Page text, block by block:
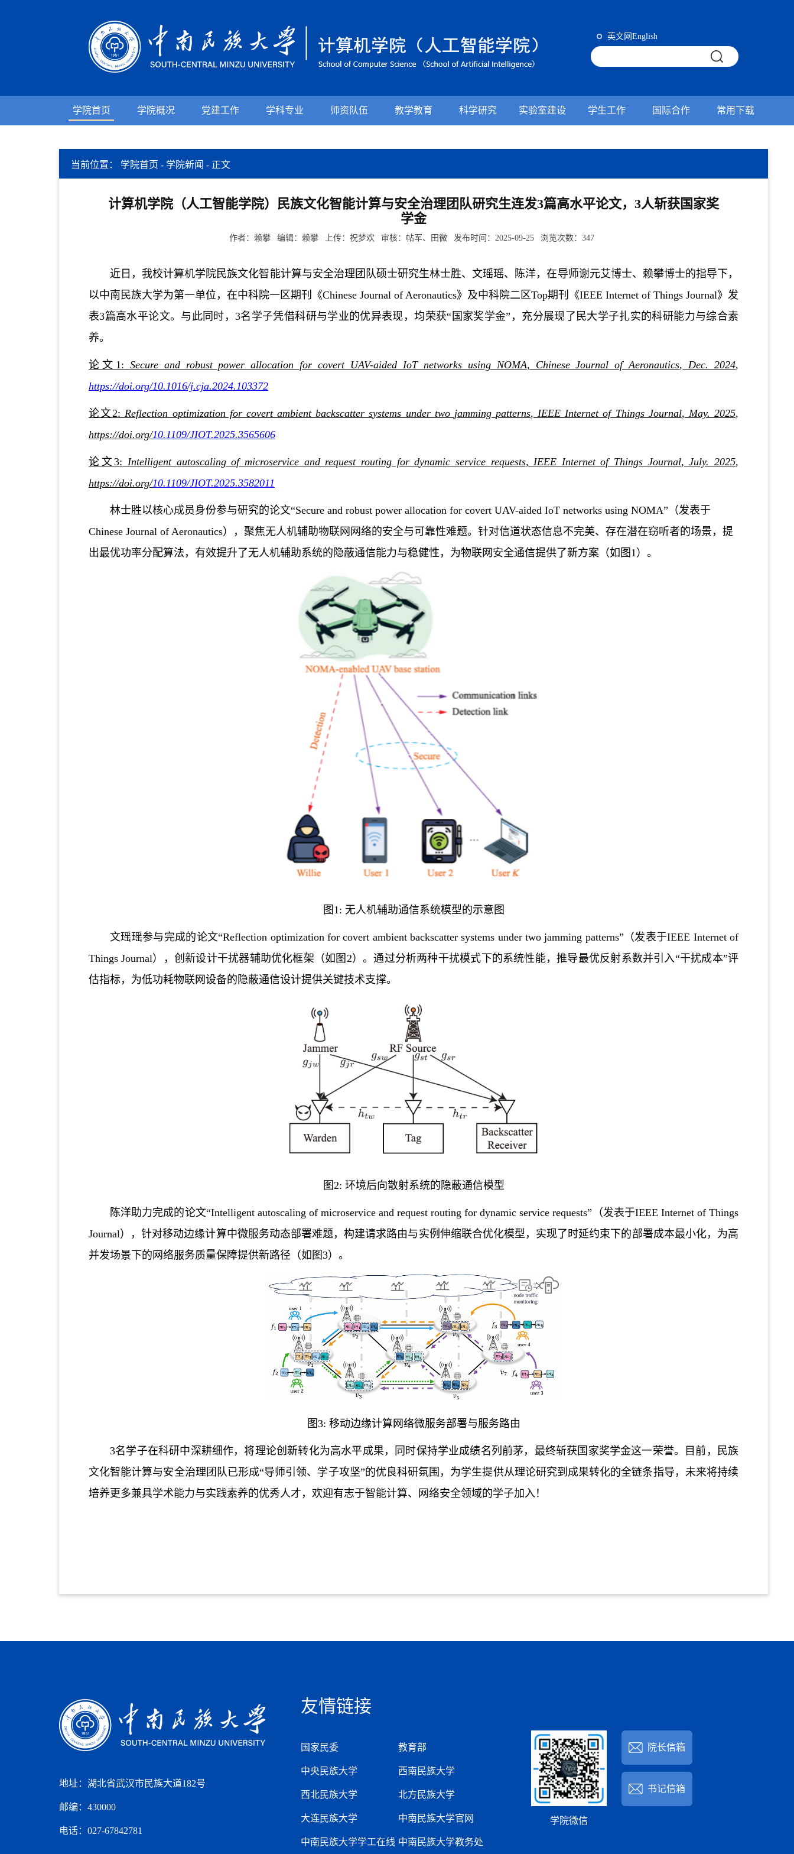
英文网English
学院首页 学院概况 党建工作 学科专业 师资队伍 教学教育 科学研究 实验室建设 学生工作 国际合作 常用下载
当前位置： 学院首页 - 学院新闻 - 正文
计算机学院（人工智能学院）民族文化智能计算与安全治理团队研究生连发3篇高水平论文，3人斩获国家奖
学金
作者：赖攀 编辑：赖攀 上传：祝梦欢 审核：帖军、田微 发布时间：2025-09-25 浏览次数： 347
近日，我校计算机学院民族文化智能计算与安全治理团队硕士研究生林士胜、文瑶瑶、陈洋，在导师谢元艾博士、赖攀博士的指导下 ，
以中南民族大学为第一单位，在中科院一区期刊
《Chinese Journal of Aeronautics》 及中科院二区Top期刊 《IEEE Internet of Things Journal》 发
表3篇高水平论文。与此同时，3名学子凭借科研与学业的优异表现，均荣获“国家奖学金”，充分展现了民大学子扎实的科研能力与综合素
养。
论文 1: Secure and robust power allocation for covert UAV-aided IoT networks using NOMA, Chinese Journal of Aeronautics, Dec. 2024,
https://doi.org/10.1016/j.cja.2024.103372
论文2: Reflection optimization for covertambientbackscattersystems under two jammingpatterns, IEEE Internet of Things Journal, May. 2025,
https://doi.org/10.1109/JIOT.2025.3565606
论文3: Intelligent autoscaling of microservice andrequest routing fordynamic service requests, IEEE Internet of Things Journal, July. 2025,
https://doi.org/10.1109/JIOT.2025.3582011
林士胜以核心成员身份参与研究的论文“Secure and robust power allocation for covert UAV-aided IoT networks using NOMA” （发表于
Chinese Journal of Aeronautics），聚焦无人机辅助物联网网络的安全与可靠性难题。针对信道状态信息不完美、存在潜在窃听者的场景，提
出最优功率分配算法，有效提升了无人机辅助系统的隐蔽通信能力与稳健性，为物联网安全通信提供了新方案 （如图 1） 。
图1: 无人机辅助通信系统模型的示意图
文瑶瑶参与完成的论文“Reflection optimization for covert ambient backscatter systems under two jamming patterns” （发表于IEEE Internet of
Things Journal），创新设计干扰器辅助优化框架 （如图2）。通过分析两种干扰模式下的系统性能，推导最优反射系数并引入“干扰成本”评
估指标，为低功耗物联网设备的隐蔽通信设计提供关键技术支撑。
图 2: 环境后向散射系统的隐蔽通信模型
陈洋助力完成的论文“Intelligent autoscaling of microservice and request routing for dynamic service requests” （发表于IEEE Internet of Things
Journal），针对移动边缘计算中微服务动态部署难题，构建请求路由与实例伸缩联合优化模型，实现了时延约束下的部署成本最小化，为高
并发场景下的网络服务质量保障提供新路径 （如图3） 。
图3: 移动边缘计算网络微服务部署与服务路由
3名学子在科研中深耕细作，将理论创新转化为高水平成果，同时保持学业成绩名列前茅，最终斩获国家奖学金这一荣誉。目前，民族
文化智能计算与安全治理团队已形成“导师引领、学子攻坚”的优良科研氛围，为学生提供从理论研究到成果转化的全链条指导，未来将持续
培养更多兼具学术能力与实践素养的优秀人才，欢迎有志于智能计算、网络安全领域的学子加入！
地址：湖北省武汉市民族大道182号
邮编：430000
电话：027-67842781
友情链接
国家民委 教育部
中央民族大学 西南民族大学
西北民族大学 北方民族大学
大连民族大学 中南民族大学官网
中南民族大学学工在线 中南民族大学教务处
学院微信
院长信箱
书记信箱